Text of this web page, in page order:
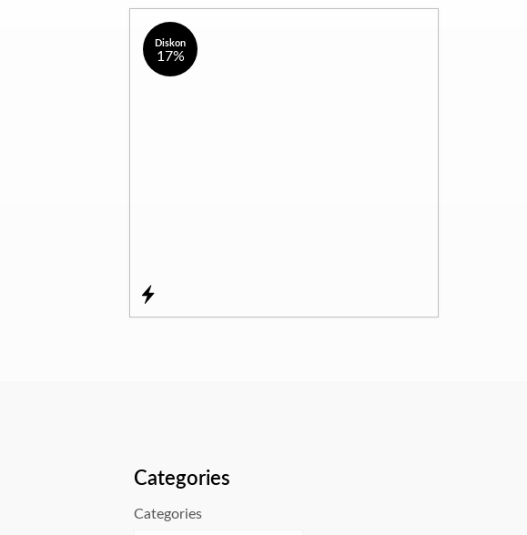
Diskon
17%
Categories
Categories